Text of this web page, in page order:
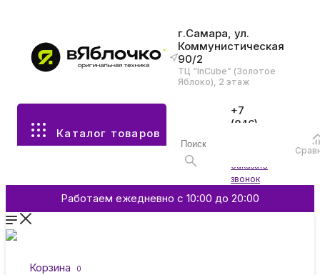
г.Самара, ул.
Коммунистическая
90/2
ТЦ “InCube” (Золотое
Яблоко), 2 этаж
Каталог товаров
+7
(846)
Заказать
звонок
Работаем ежедневно с 10:00 до 20:00
Корзина 0
Все разделы каталога
Аксессуары
Смартфоны и гаджеты